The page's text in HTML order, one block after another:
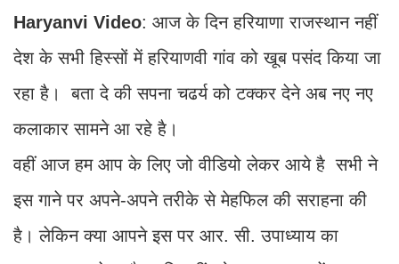
Haryanvi Video: आज के दिन हरियाणा राजस्थान नहीं
देश के सभी हिस्सों में हरियाणवी गांव को खूब पसंद किया जा
रहा है। बता दे की सपना चढर्य को टक्कर देने अब नए नए
कलाकार सामने आ रहे है।
वहीं आज हम आप के लिए जो वीडियो लेकर आये है सभी ने
इस गाने पर अपने-अपने तरीके से मेहफिल की सराहना की
है। लेकिन क्या आपने इस पर आर. सी. उपाध्याय का